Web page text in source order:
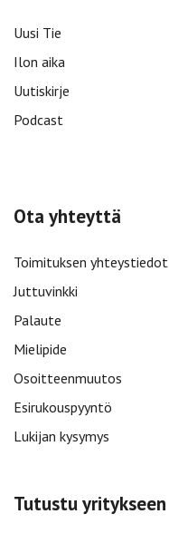
Uusi Tie
Ilon aika
Uutiskirje
Podcast
Ota yhteyttä
Toimituksen yhteystiedot
Juttuvinkki
Palaute
Mielipide
Osoitteenmuutos
Esirukouspyyntö
Lukijan kysymys
Tutustu yritykseen